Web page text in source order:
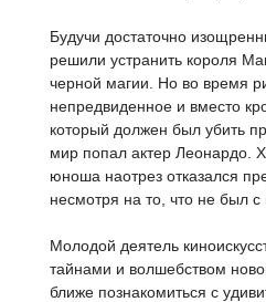
Будучи достаточно
решили устранить короля
черной магии. Но во время
непредвиденное и вместо
который должен был убить
мир попал актер Леонардо.
юноша наотрез отказался
несмотря на то, что не был с
Молодой деятель
тайнами и волшебством
ближе познакомиться с